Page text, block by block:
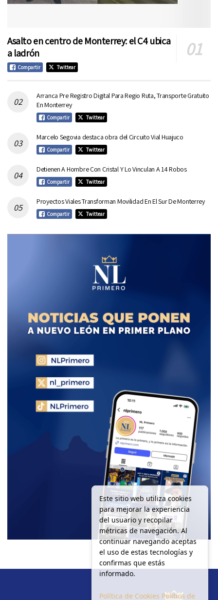
Asalto en centro de Monterrey: el C4 ubica
a ladrón
Compartir Twittear
Arranca Pre Registro Digital Para Regio Ruta, Transporte Gratuito
En Monterrey
Compartir Twittear
Marcelo Segovia destaca obra del Circuito Vial Huajuco
Compartir Twittear
Detienen A Hombre Con Cristal Y Lo Vinculan A 14 Robos
Compartir Twittear
Proyectos Viales Transforman Movilidad En El Sur De Monterrey
Compartir Twittear
Este sitio web utiliza cookies
para mejorar la experiencia
del usuario y recopilar
métricas de navegación. Al
continuar navegando aceptas
el uso de estas tecnologías y
confirmas que estás
informado.
Política de Cookies Política de